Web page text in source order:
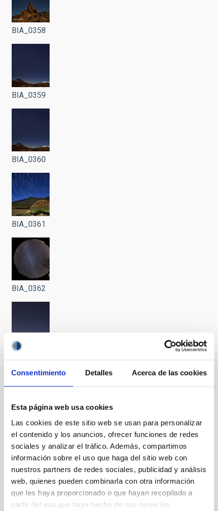
Consentimiento Detalles Acerca de las cookies
Esta página web usa cookies
Las cookies de este sitio web se usan para personalizar
el contenido y los anuncios, ofrecer funciones de redes
sociales y analizar el tráfico. Además, compartimos
información sobre el uso que haga del sitio web con
nuestros partners de redes sociales, publicidad y análisis
web, quienes pueden combinarla con otra información
que les haya proporcionado o que hayan recopilado a
partir del uso que haya hecho de sus servicios.
BIA_0358
BIA_0359
BIA_0360
BIA_0361
BIA_0362
BIA_0399
BIA_0405